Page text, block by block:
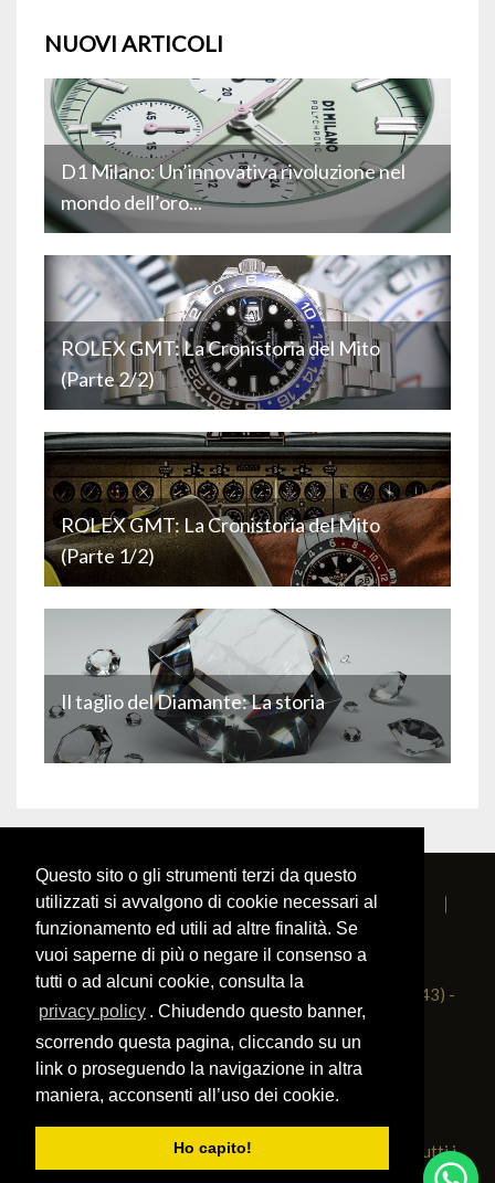
Questo sito o gli strumenti terzi da questo
utilizzati si avvalgono di cookie necessari al
funzionamento ed utili ad altre finalità. Se
vuoi saperne di più o negare il consenso a
tutti o ad alcuni cookie, consulta la
privacy policy . Chiudendo questo banner,
scorrendo questa pagina, cliccando su un
link o proseguendo la navigazione in altra
maniera, acconsenti all’uso dei cookie.
Ho capito!
NUOVI ARTICOLI
D1 Milano: Un’innovativa rivoluzione nel
mondo dell’oro...
ROLEX GMT: La Cronistoria del Mito
(Parte 2/2)
ROLEX GMT: La Cronistoria del Mito
(Parte 1/2)
Il taglio del Diamante: La storia
Home Contattaci
La Nostra Azienda
Come Ordinare
Privacy Policy
VAT/P.IVA IT01517380349 - Via Nazionale 42 (43043) -
Borgo Val di Taro (Parma) - Italia
052596332| 3288811482|
Copyright © 2012-2026Corbelletta Emilio S.n.C.
| Tutti i